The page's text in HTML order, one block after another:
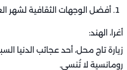
أفضل الوجهات الثقافية لشهر
أغرا، الهند:
زيارة تاج محل، أحد عجائب الدنيا
رومانسية لا تُنسى.